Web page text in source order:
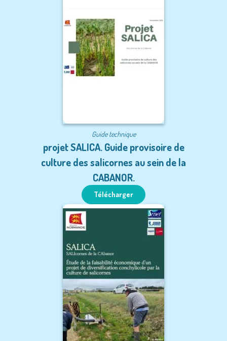
Guide technique
projet SALICA. Guide provisoire de
culture des salicornes au sein de la
CABANOR.
Télécharger